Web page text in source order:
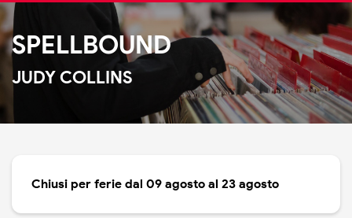
SPELLBOUND
JUDY COLLINS
Chiusi per ferie dal 09 agosto al 23 agosto